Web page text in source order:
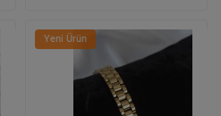
Yeni Ürün